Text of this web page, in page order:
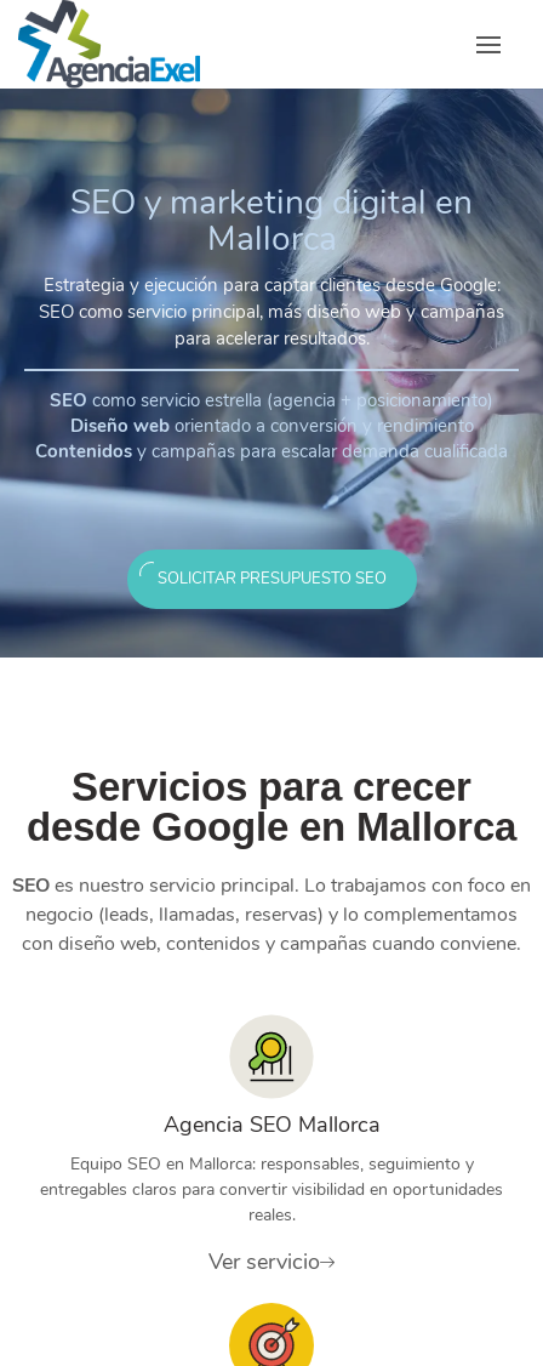
SEO y marketing digital en
Mallorca
Estrategia y ejecución para captar clientes desde Google:
SEO como servicio principal, más diseño web y campañas
para acelerar resultados.
SEO como servicio estrella (agencia + posicionamiento)
Diseño weborientado a conversión y rendimiento
Contenidos y campañas para escalar demanda cualificada
SOLICITAR PRESUPUESTO SEO
Servicios para crecer
desde Google en Mallorca
SEOes nuestro servicio principal. Lo trabajamos con foco en
negocio (leads, llamadas, reservas) y lo complementamos
con diseño web, contenidos y campañas cuando conviene.
Agencia SEO Mallorca
Equipo SEO en Mallorca: responsables, seguimiento y
entregables claros para convertir visibilidad en oportunidades
reales.
Ver servicio